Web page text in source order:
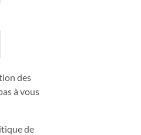
des
à vous
de